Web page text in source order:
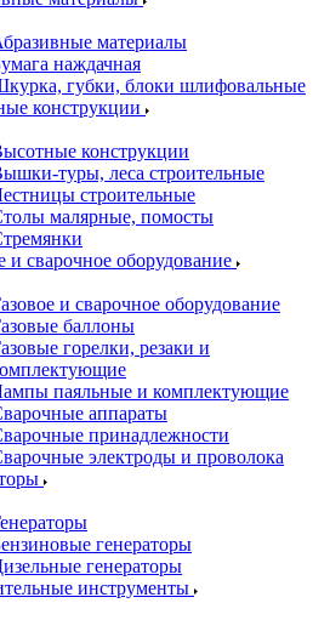
материалы
наждачная
губки, блоки шлифовальные
конструкции
конструкции
туры, леса строительные
строительные
малярные, помосты
и сварочное оборудование
и сварочное оборудование
баллоны
горелки, резаки и
паяльные и комплектующие
аппараты
принадлежности
электроды и проволока
генераторы
генераторы
инструменты